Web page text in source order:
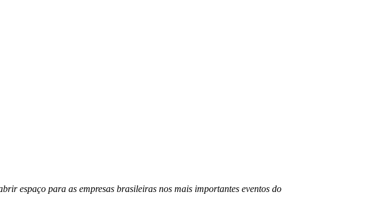
espaço para as empresas brasileiras nos mais importantes eventos do